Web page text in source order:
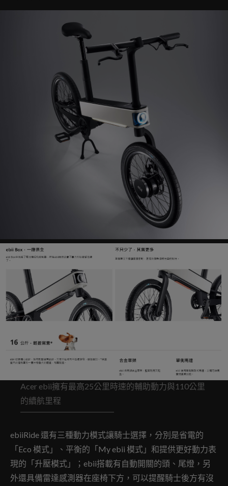
Acer ebii擁有最高25公里時速的輔助動力與110公里
的續航里程
ebiiRide 還有三種動力模式讓騎士選擇，分別是省電的
「Eco 模式」、平衡的「My ebii 模式」和提供更好動力表
現的「升壓模式」；ebii搭載有自動開關的頭、尾燈，另
外還具備雷達感測器在座椅下方，可以提醒騎士後方有沒